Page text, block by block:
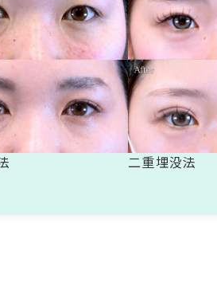
二重埋没法